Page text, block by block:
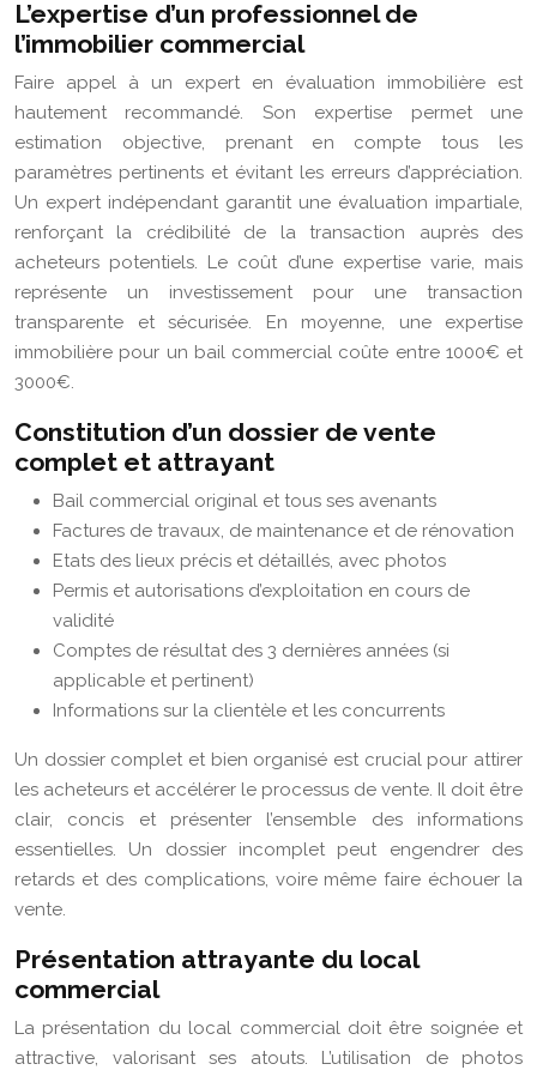
L’expertise d’un professionnel de
l’immobilier commercial
Faire appel à un expert en évaluation immobilière est
hautement recommandé. Son expertise permet une
estimation objective, prenant en compte tous les
paramètres pertinents et évitant les erreurs d’appréciation.
Un expert indépendant garantit une évaluation impartiale,
renforçant la crédibilité de la transaction auprès des
acheteurs potentiels. Le coût d’une expertise varie, mais
représente un investissement pour une transaction
transparente et sécurisée. En moyenne, une expertise
immobilière pour un bail commercial coûte entre 1000€ et
3000€.
Constitution d’un dossier de vente
complet et attrayant
Bail commercial original et tous ses avenants
Factures de travaux, de maintenance et de rénovation
Etats des lieux précis et détaillés, avec photos
Permis et autorisations d’exploitation en cours de
validité
Comptes de résultat des 3 dernières années (si
applicable et pertinent)
Informations sur la clientèle et les concurrents
Un dossier complet et bien organisé est crucial pour attirer
les acheteurs et accélérer le processus de vente. Il doit être
clair, concis et présenter l’ensemble des informations
essentielles. Un dossier incomplet peut engendrer des
retards et des complications, voire même faire échouer la
vente.
Présentation attrayante du local
commercial
La présentation du local commercial doit être soignée et
attractive, valorisant ses atouts. L’utilisation de photos